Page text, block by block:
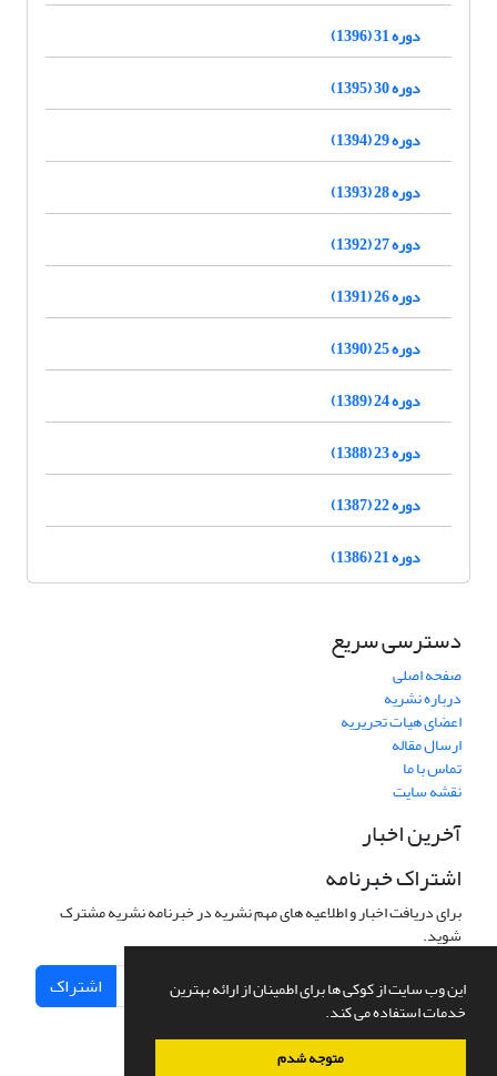
این وب سایت از کوکی ها برای اطمینان از ارائه بهترین
خدمات استفاده می کند.
متوجه شدم
دوره 31 (1396)
دوره 30 (1395)
دوره 29 (1394)
دوره 28 (1393)
دوره 27 (1392)
دوره 26 (1391)
دوره 25 (1390)
دوره 24 (1389)
دوره 23 (1388)
دوره 22 (1387)
دوره 21 (1386)
دسترسی سریع
صفحه اصلی
درباره نشریه
اعضای هیات تحریریه
ارسال مقاله
تماس با ما
نقشه سایت
آخرین اخبار
اشتراک خبرنامه
برای دریافت اخبار و اطلاعیه های مهم نشریه در خبرنامه نشریه مشترک
شوید.
اشتراک